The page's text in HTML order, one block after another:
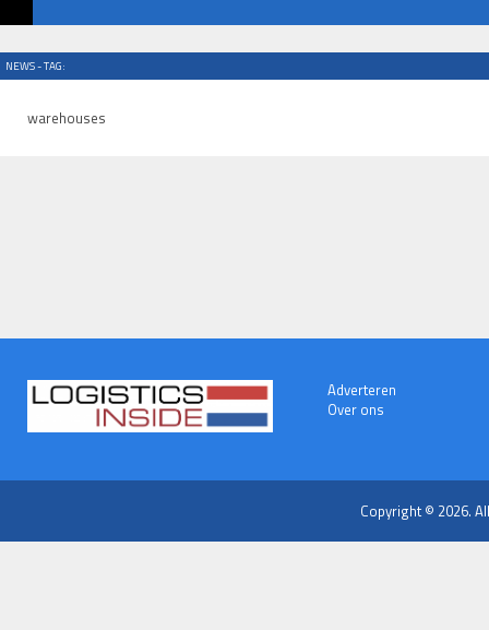
NEWS - TAG:
warehouses
Adverteren
Over ons
Copyright © 2026.